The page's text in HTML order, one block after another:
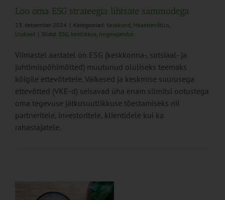
Loo oma ESG strateegia lihtsate sammudega
23. detsember 2024 | Kategooriad: Keskkond, Maaettevõtlus,
Uudised | Sildid: ESG, kestlikkus, ringmajandus
Viimastel aastatel on ESG (keskkonna-​, sotsiaal-​ ja
juhtimispõhimõtted) muutunud oluliseks teemaks
kõigile ettevõtetele. Väikesed ja keskmise suurusega
ettevõtted (VKE-d) seisavad üha enam silmitsi ootustega
oma tegevuse jätkusuutlikkuse tõestamiseks nii
partneritele, investoritele, klientidele kui ka
rahastajatele.